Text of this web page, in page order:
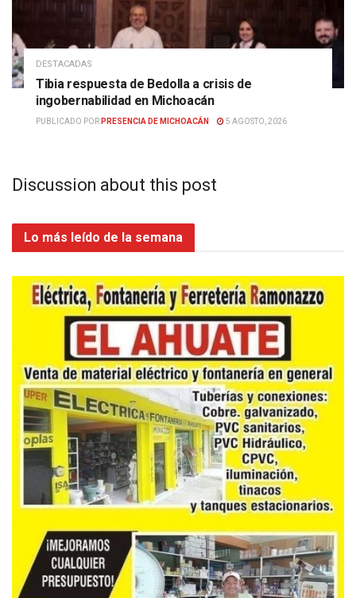
DESTACADAS
Tibia respuesta de Bedolla a crisis de
ingobernabilidad en Michoacán
PUBLICADO POR PRESENCIA DE MICHOACÁN 5 AGOSTO, 2026
Discussion about this post
Lo más leído de la semana